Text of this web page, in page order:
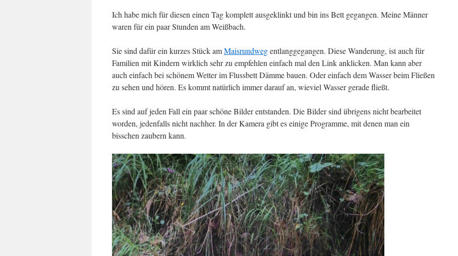
Ich habe mich für diesen einen Tag komplett ausgeklinkt und bin ins Bett gegangen. Meine Männer
waren für ein paar Stunden am Weißbach.
Sie sind dafür ein kurzes Stück amMaisrundwegentlanggegangen. Diese Wanderung, ist auch für
Familien mit Kindern wirklich sehr zu empfehlen einfach mal den Link anklicken. Man kann aber
auch einfach bei schönem Wetter im Flussbett Dämme bauen. Oder einfach dem Wasser beim Fließen
zu sehen und hören. Es kommt natürlich immer darauf an, wieviel Wasser gerade fließt.
Es sind auf jeden Fall ein paar schöne Bilder entstanden. Die Bilder sind übrigens nicht bearbeitet
worden, jedenfalls nicht nachher. In der Kamera gibt es einige Programme, mit denen man ein
bisschen zaubern kann.